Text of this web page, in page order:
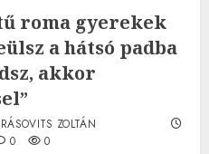
roma gyerekek
a hátsó padba
akkor
ZOLTÁN
0 0